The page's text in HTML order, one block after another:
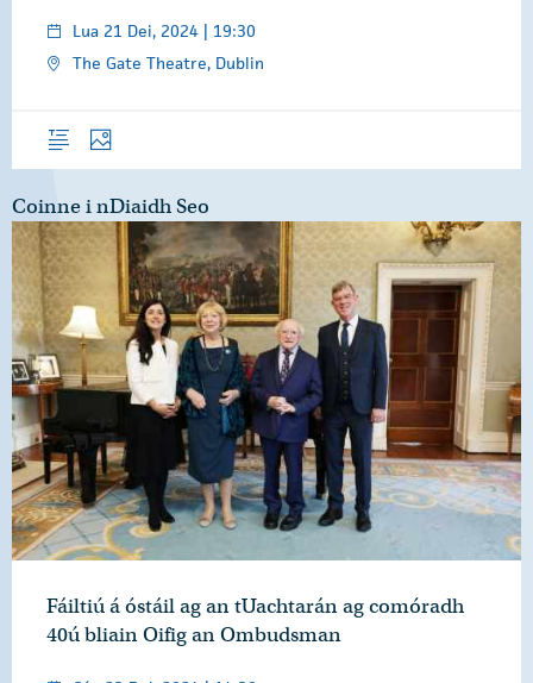
Lua 21 Dei, 2024 | 19:30
The Gate Theatre, Dublin
ForléargasGrianghraif
Coinne i nDiaidh Seo
Fáiltiú á óstáil ag an tUachtarán ag comóradh
40ú bliain Oifig an Ombudsman